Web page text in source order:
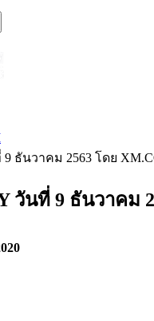
ธันวาคม 2563 โดย
วันที่ 9 ธันวาคม